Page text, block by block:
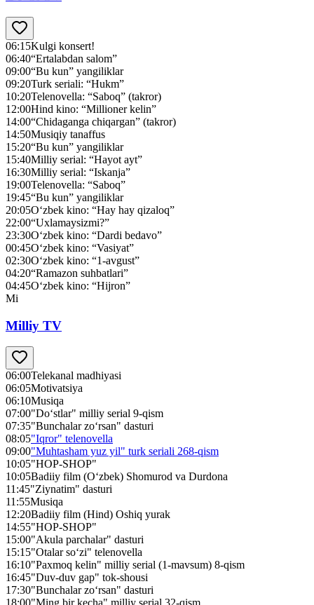
06:15Kulgi konsert!
06:40“Ertalabdan salom”
09:00“Bu kun” yangiliklar
09:20Turk seriali: “Hukm”
10:20Telenovella: “Saboq” (takror)
12:00Hind kino: “Millioner kelin”
14:00“Chidaganga chiqargan” (takror)
14:50Musiqiy tanaffus
15:20“Bu kun” yangiliklar
15:40Milliy serial: “Hayot ayt”
16:30Milliy serial: “Iskanja”
19:00Telenovella: “Saboq”
19:45“Bu kun” yangiliklar
20:05O‘zbek kino: “Hay hay qizaloq”
22:00“Uxlamaysizmi?”
23:30O‘zbek kino: “Dardi bedavo”
00:45O‘zbek kino: “Vasiyat”
02:30O‘zbek kino: “1-avgust”
04:20“Ramazon suhbatlari”
04:45O‘zbek kino: “Hijron”
Mi
Milliy TV
06:00Telekanal madhiyasi
06:05Motivatsiya
06:10Musiqa
07:00"Do‘stlar" milliy serial 9-qism
07:35"Bunchalar zo‘rsan" dasturi
08:05"Iqror" telenovella
09:00"Muhtasham yuz yil" turk seriali 268-qism
10:05"HOP-SHOP"
10:05Badiiy film (O‘zbek) Shomurod va Durdona
11:45"Ziynatim" dasturi
11:55Musiqa
12:20Badiiy film (Hind) Oshiq yurak
14:55"HOP-SHOP"
15:00"Akula parchalar" dasturi
15:15"Otalar so‘zi" telenovella
16:10"Paxmoq kelin" milliy serial (1-mavsum) 8-qism
16:45"Duv-duv gap" tok-shousi
17:30"Bunchalar zo‘rsan" dasturi